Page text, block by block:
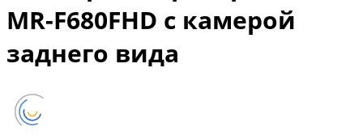
MR-F680FHD с камерой
заднего вида